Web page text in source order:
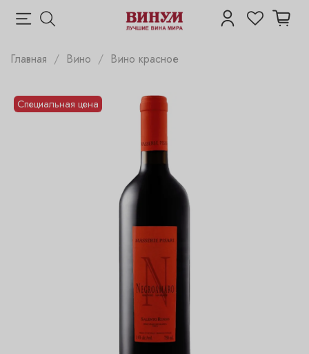
Главная Вино Вино красное
Специальная цена